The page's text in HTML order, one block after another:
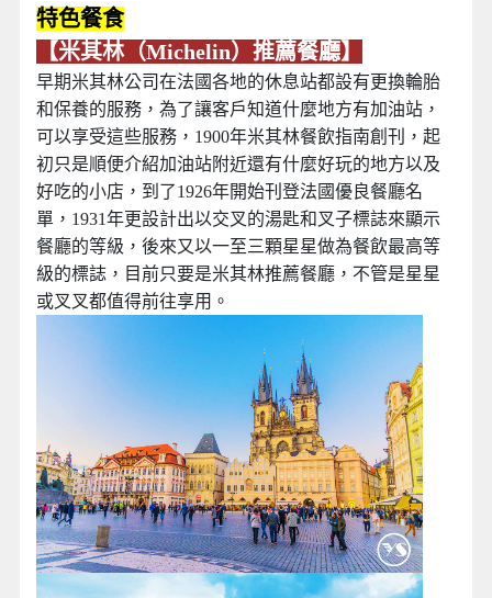
特色餐食
【米其林（Michelin）推薦餐廳】
早期米其林公司在法國各地的休息站都設有更換輪胎
和保養的服務，為了讓客戶知道什麼地方有加油站，
可以享受這些服務，1900年米其林餐飲指南創刊，起
初只是順便介紹加油站附近還有什麼好玩的地方以及
好吃的小店，到了1926年開始刊登法國優良餐廳名
單，1931年更設計出以交叉的湯匙和叉子標誌來顯示
餐廳的等級，後來又以一至三顆星星做為餐飲最高等
級的標誌，目前只要是米其林推薦餐廳，不管是星星
或叉叉都值得前往享用。